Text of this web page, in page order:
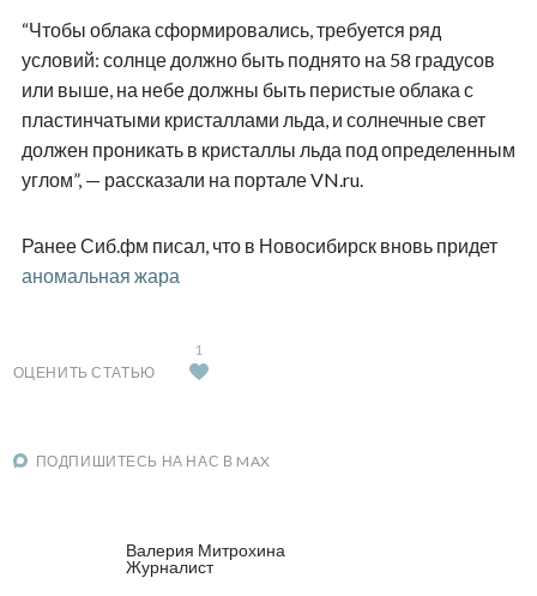
“Чтобы облака сформировались, требуется ряд
условий: солнце должно быть поднято на 58 градусов
или выше, на небе должны быть перистые облака с
пластинчатыми кристаллами льда, и солнечные свет
должен проникать в кристаллы льда под определенным
углом”, — рассказали на портале VN.ru.
Ранее Сиб.фм писал, что в Новосибирск вновь придет
аномальная жара
ОЦЕНИТЬ СТАТЬЮ
1
ПОДПИШИТЕСЬ НА НАС В MAX
Валерия Митрохина
Журналист